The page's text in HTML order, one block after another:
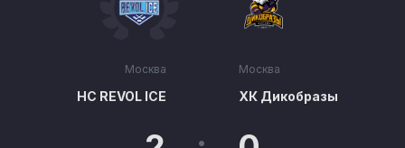
Москва
НС REVOL ICE
Москва
ХК Дикобразы